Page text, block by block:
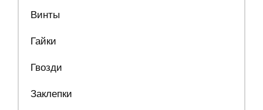
Винты
Гайки
Гвозди
Заклепки